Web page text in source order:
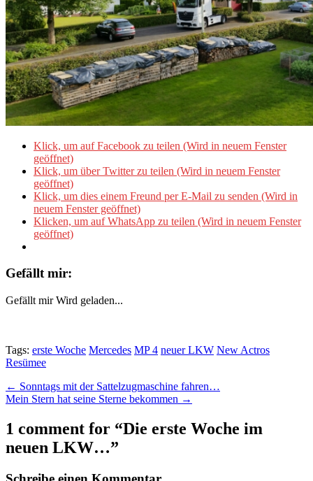
Klick, um auf Facebook zu teilen (Wird in neuem Fenster
geöffnet)
Klick, um über Twitter zu teilen (Wird in neuem Fenster
geöffnet)
Klick, um dies einem Freund per E-Mail zu senden (Wird in
neuem Fenster geöffnet)
Klicken, um auf WhatsApp zu teilen (Wird in neuem Fenster
geöffnet)
Gefällt mir:
Gefällt mir Wird geladen...
Tags: erste Woche Mercedes MP 4 neuer LKW New Actros
Resümee
Post
navigation
← Sonntags mit der Sattelzugmaschine fahren…
Mein Stern hat seine Sterne bekommen →
1 comment for “Die erste Woche im
neuen LKW…”